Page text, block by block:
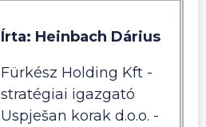
Írta: Heinbach Dárius
Fürkész Holding Kft -
stratégiai igazgató
Uspješan korak d.o.o. -